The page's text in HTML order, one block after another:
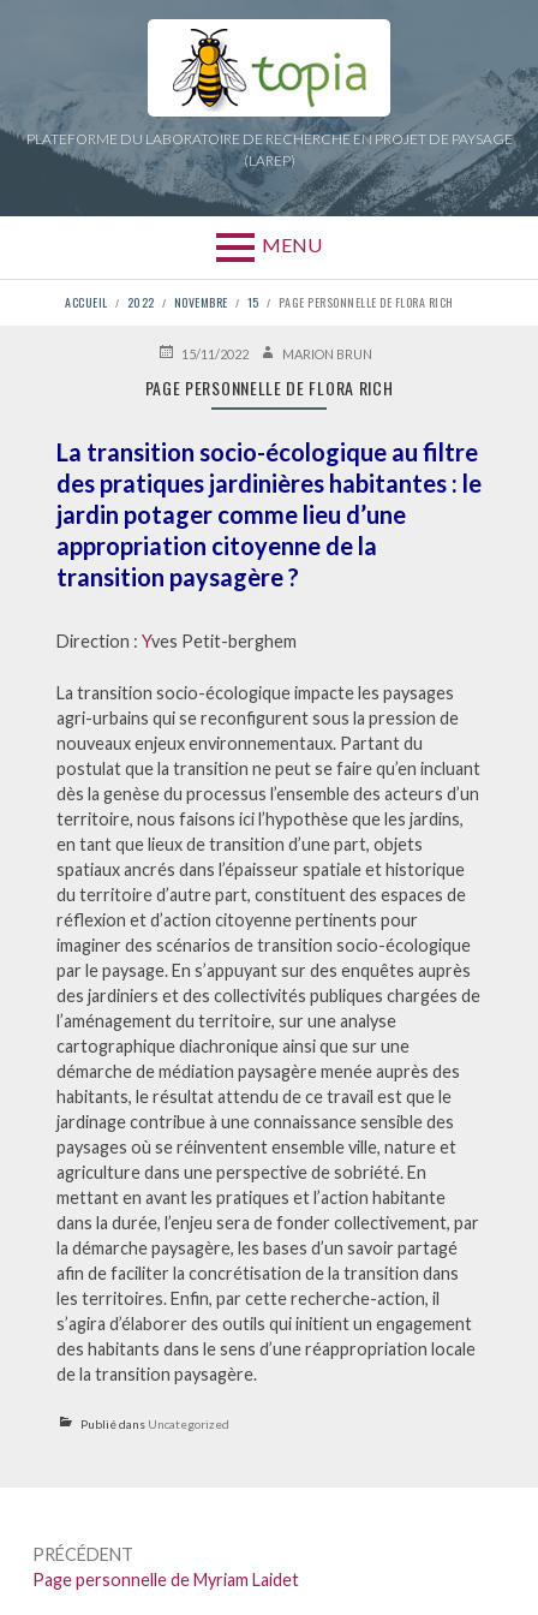
PLATEFORME DU LABORATOIRE DE RECHERCHE EN PROJET DE PAYSAGE
(LAREP)
MENU
FIL
D'ARIANE
ACCUEIL 2022 NOVEMBRE 15 PAGE PERSONNELLE DE FLORA RICH
PUBLIÉ15/11/2022 AUTEURMARION BRUN
PAGE PERSONNELLE DE FLORA RICH
La transition socio-écologique au filtre
des pratiques jardinières habitantes : le
jardin potager comme lieu d’une
appropriation citoyenne de la
transition paysagère ?
Direction : Yves Petit-berghem
La transition socio-écologique impacte les paysages
agri-urbains qui se reconfigurent sous la pression de
nouveaux enjeux environnementaux. Partant du
postulat que la transition ne peut se faire qu’en incluant
dès la genèse du processus l’ensemble des acteurs d’un
territoire, nous faisons ici l’hypothèse que les jardins,
en tant que lieux de transition d’une part, objets
spatiaux ancrés dans l’épaisseur spatiale et historique
du territoire d’autre part, constituent des espaces de
réflexion et d’action citoyenne pertinents pour
imaginer des scénarios de transition socio-écologique
par le paysage. En s’appuyant sur des enquêtes auprès
des jardiniers et des collectivités publiques chargées de
l’aménagement du territoire, sur une analyse
cartographique diachronique ainsi que sur une
démarche de médiation paysagère menée auprès des
habitants, le résultat attendu de ce travail est que le
jardinage contribue à une connaissance sensible des
paysages où se réinventent ensemble ville, nature et
agriculture dans une perspective de sobriété. En
mettant en avant les pratiques et l’action habitante
dans la durée, l’enjeu sera de fonder collectivement, par
la démarche paysagère, les bases d’un savoir partagé
afin de faciliter la concrétisation de la transition dans
les territoires. Enfin, par cette recherche-action, il
s’agira d’élaborer des outils qui initient un engagement
des habitants dans le sens d’une réappropriation locale
de la transition paysagère.
Publié dans Uncategorized
Navigation
de
PRÉCÉDENT
Précédent :
Page personnelle de Myriam Laidet